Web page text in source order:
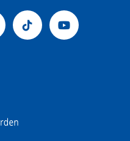
Tiktok Youtube